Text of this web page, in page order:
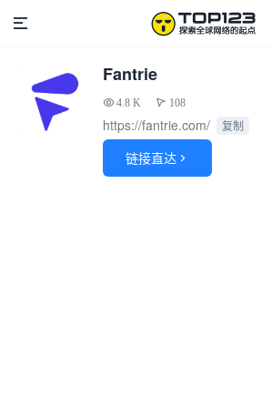
Fantrie
4.8 K 108
https://fantrie.com/ 复制
链接直达 